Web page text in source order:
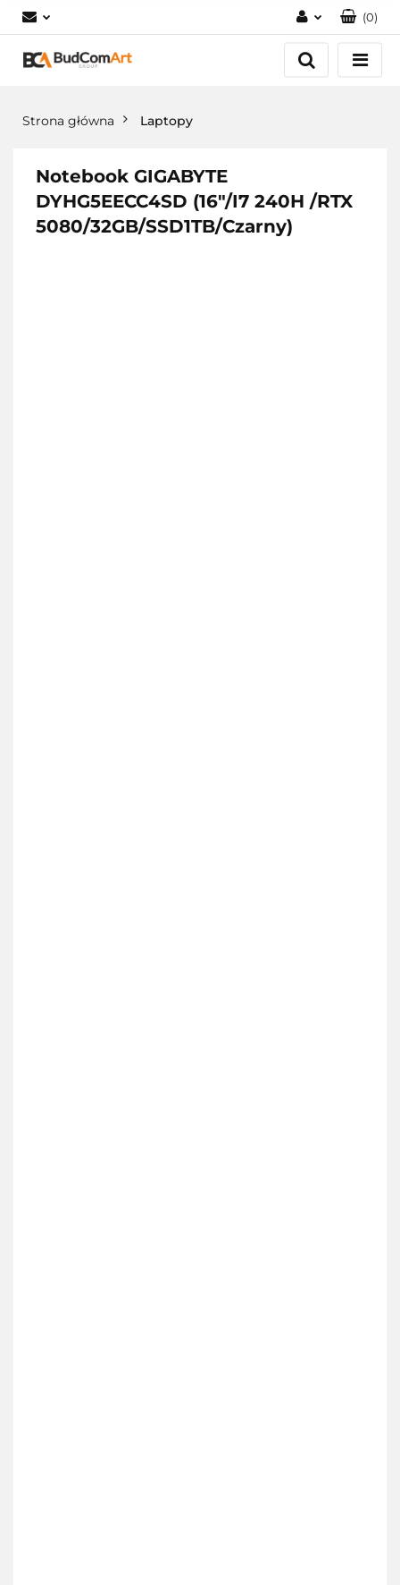
Zaloguj się
(0)
Strona główna Laptopy
Notebook GIGABYTE
DYHG5EECC4SD (16"/I7 240H /RTX
5080/32GB/SSD1TB/Czarny)